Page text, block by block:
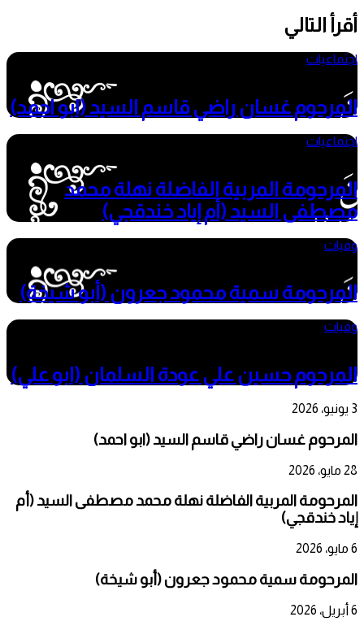
أقرأ التالي
اجتماعيات
المرحوم غسان راضي قاسم السيد (ابو احمد)
اجتماعيات
المرحومة المربية الفاضلة نهلة محمد
مصطفى السيد (أم إياد خندقجي)
وفيات
المرحومة سمية محمود جعرون (أبو شيخة)
وفيات
المرحوم حسين علي عودة السلمان (ابو علي)
3 يونيو، 2026
المرحوم غسان راضي قاسم السيد (ابو احمد)
28 مايو، 2026
المرحومة المربية الفاضلة نهلة محمد مصطفى السيد (أم
إياد خندقجي)
6 مايو، 2026
المرحومة سمية محمود جعرون (أبو شيخة)
6 أبريل، 2026